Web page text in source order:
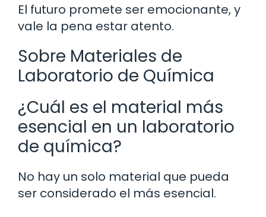
El futuro promete ser emocionante, y
vale la pena estar atento.
Sobre Materiales de
Laboratorio de Química
¿Cuál es el material más
esencial en un laboratorio
de química?
No hay un solo material que pueda
ser considerado el más esencial.